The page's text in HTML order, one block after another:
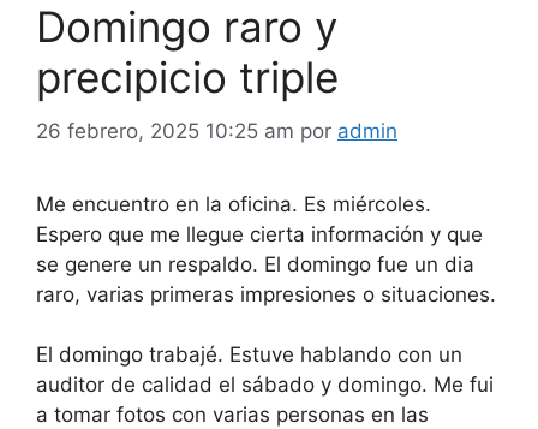
Domingo raro y
precipicio triple
26 febrero, 2025 10:25 am por admin
Me encuentro en la oficina. Es miércoles.
Espero que me llegue cierta información y que
se genere un respaldo. El domingo fue un dia
raro, varias primeras impresiones o situaciones.
El domingo trabajé. Estuve hablando con un
auditor de calidad el sábado y domingo. Me fui
a tomar fotos con varias personas en las